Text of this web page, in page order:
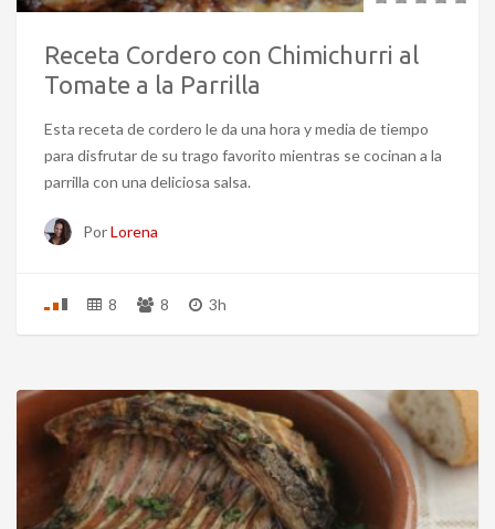
Receta Cordero con Chimichurri al
Tomate a la Parrilla
Esta receta de cordero le da una hora y media de tiempo
para disfrutar de su trago favorito mientras se cocinan a la
parrilla con una deliciosa salsa.
PorLorena
8 8 3h